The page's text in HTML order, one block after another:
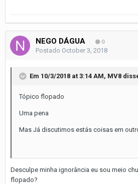
NEGO DÁGUA 0
Postado October 3, 2018
Em 10/3/2018 at 3:14 AM, MV8
Tópico flopado
Uma pena
Mas Já discutimos estás coisas em
Desculpe minha ignorância eu sou meio
flopado?